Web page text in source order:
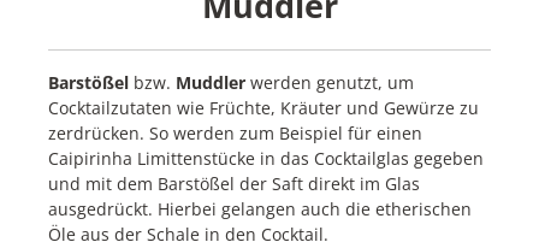
Barstößel bzw. Muddler werden genutzt, um
Cocktailzutaten wie Früchte, Kräuter und Gewürze zu
zerdrücken. So werden zum Beispiel für einen
Caipirinha Limittenstücke in das Cocktailglas gegeben
und mit dem Barstößel der Saft direkt im Glas
ausgedrückt. Hierbei gelangen auch die etherischen
Öle aus der Schale in den Cocktail.